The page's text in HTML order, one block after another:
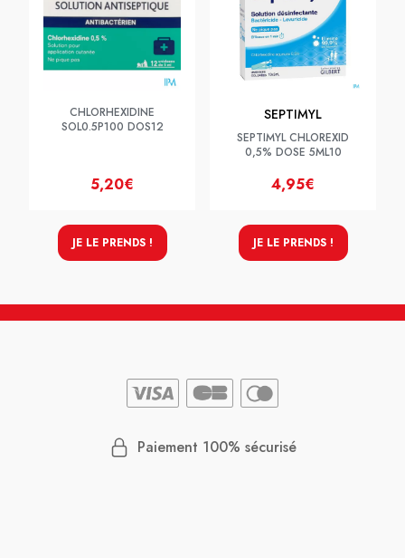
CHLORHEXIDINE
SOL0.5P100 DOS12
5,20€
JE LE PRENDS !
SEPTIMYL
SEPTIMYL CHLOREXID
0,5% DOSE 5ML10
4,95€
JE LE PRENDS !
Paiement 100% sécurisé